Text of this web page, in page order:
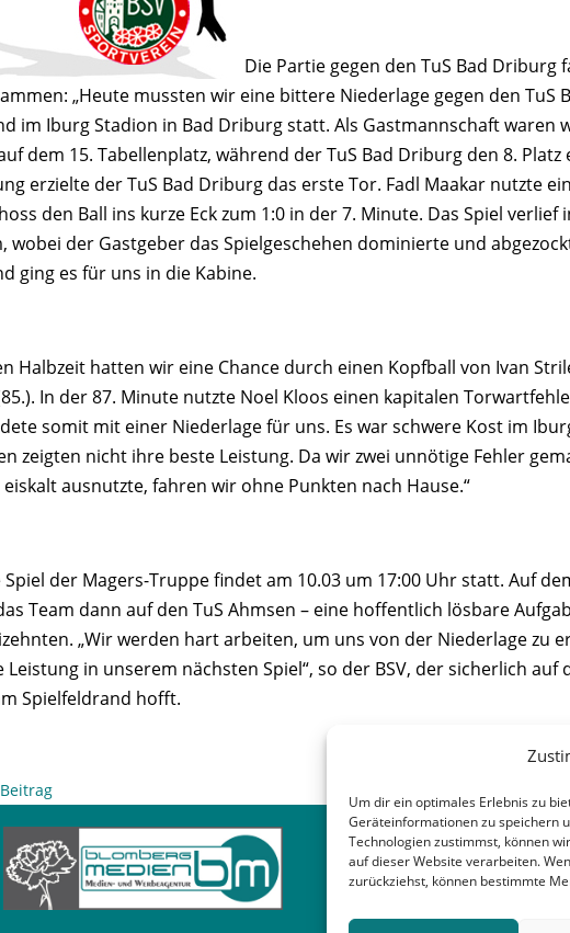
Um dir ein optimales Erlebnis zu
Geräteinformationen zu speichern
Technologien zustimmst, können
auf dieser Website verarbeiten.
zurückziehst, können bestimmte
Die Partie gegen den TuS Bad Driburg
„Heute mussten wir eine bittere Niederlage gegen den TuS
im Iburg Stadion in Bad Driburg statt. Als Gastmannschaft waren
dem 15. Tabellenplatz, während der TuS Bad Driburg den 8.
erzielte der TuS Bad Driburg das erste Tor. Fadl Maakar nutzte
den Ball ins kurze Eck zum 1:0 in der 7. Minute. Das Spiel verlief
wobei der Gastgeber das Spielgeschehen dominierte und
ging es für uns in die Kabine.
Halbzeit hatten wir eine Chance durch einen Kopfball von Ivan
In der 87. Minute nutzte Noel Kloos einen kapitalen
somit mit einer Niederlage für uns. Es war schwere Kost im
zeigten nicht ihre beste Leistung. Da wir zwei unnötige Fehler
ausnutzte, fahren wir ohne Punkten nach Hause.“
Spiel der Magers-Truppe findet am 10.03 um 17:00 Uhr statt. Auf
Team dann auf den TuS Ahmsen – eine hoffentlich lösbare
„Wir werden hart arbeiten, um uns von der Niederlage zu
Leistung in unserem nächsten Spiel“, so der BSV, der sicherlich
Spielfeldrand hofft.